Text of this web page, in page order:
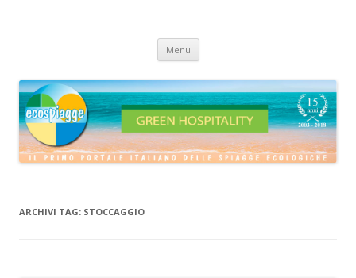
Menu Vai
contenuto
ARCHIVI TAG: STOCCAGGIO